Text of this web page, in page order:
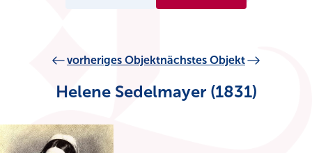
vorheriges Objektnächstes Objekt
Helene Sedelmayer (1831)